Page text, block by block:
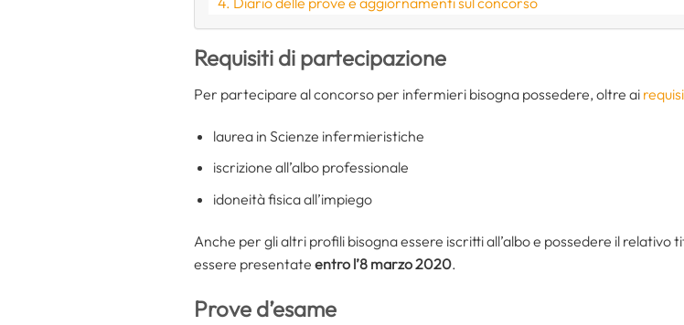
Requisiti di partecipazione
Per partecipare al concorso per infermieri bisogna possedere, oltre ai
laurea in Scienze infermieristiche
iscrizione all’albo professionale
idoneità fisica all’impiego
Anche per gli altri profili bisogna essere iscritti all’albo e possedere il relativo
essere presentate entro l’8 marzo 2020.
Prove d’esame